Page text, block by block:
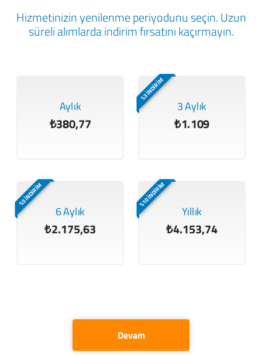
Hizmetinizin yenilenme periyodunu seçin. Uzun
süreli alımlarda indirim fırsatını kaçırmayın.
Aylık
₺380,77
%3 İNDİRİM
3 Aylık
₺1.109
%5 İNDİRİM
6 Aylık
₺2.175,63
%10 İNDİRİM
Yıllık
₺4.153,74
Devam